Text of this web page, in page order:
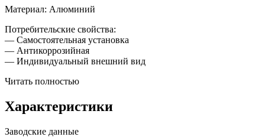
Материал: Алюминий
Потребительские свойства:
— Самостоятельная установка
— Антикоррозийная
— Индивидуальный внешний вид
Читать полностью
Характеристики
Заводские данные